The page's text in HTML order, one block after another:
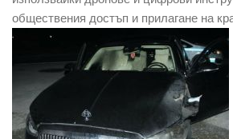
обществения достъп и прилагане на